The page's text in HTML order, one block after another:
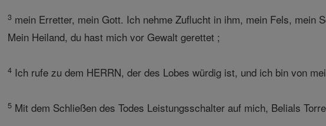
3 mein Erretter, mein Gott. Ich nehme Zuflucht in ihm, mein Fels, mein
Mein Heiland, du hast mich vor Gewalt gerettet ;
4 Ich rufe zu dem HERRN, der des Lobes würdig ist, und ich bin von
5 Mit dem Schließen des Todes Leistungsschalter auf mich, Belials